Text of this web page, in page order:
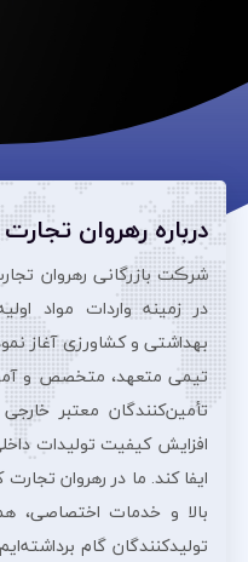
درباره رهروان
در زمینه واردات مواد
بهداشتی و کشاورزی آغاز
تیمی متعهد، متخصص و
تأمین‌کنندگان معتبر
افزایش کیفیت تولیدات
ایفا کند. ما در رهروان تجارت
بالا و خدمات اختصاصی،
تولیدکنندگان گام